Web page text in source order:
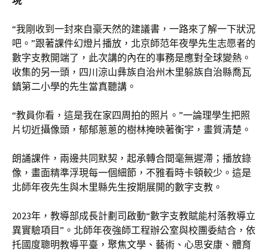
“我剛收到一封來自豪天然的建議書，一路來了解一下狀況
吧。”跟著課件幻燈片播放，北京師范年夜學先生志愿者的
數字支教開端了，此次講的內在的事務是應對全球變熱。
收集的另一頭，四川涼山彝族自治州木里躲族自治縣喬瓦
鎮第二小學的先生當真聽講。
“教員你看，這是我在家四周拍的照片。”一論理學生把照
片切近攝像頭，郁郁蔥蔥的樹林掩映著衡宇，畫質清楚。
朗誦課件，兩邊共同默契，起承轉合間毫無遲滯；播放錄
像，畫面精準浮現每一個細節，不雅看時卡頓較少。這是
北師年夜先生與木里縣先生按期展開的數字支教。
2023年，教導部成長計劃司啟動“數字支教賦能村落教導立
異實驗項目”。北師年夜強師工程辦公室與校團委結合，依
托國度聰明教導平臺，聚焦文學、藝術、心思安康、體育